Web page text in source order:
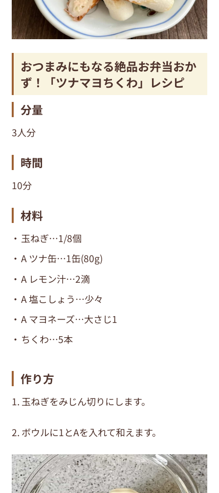
おつまみにもなる絶品お弁当おか
ず！「ツナマヨちくわ」レシピ
分量
3人分
時間
10分
材料
玉ねぎ…1/8個
A ツナ缶…1缶(80g)
A レモン汁…2滴
A 塩こしょう…少々
A マヨネーズ…大さじ1
ちくわ…5本
作り方
1. 玉ねぎをみじん切りにします。
2. ボウルに1とAを入れて和えます。